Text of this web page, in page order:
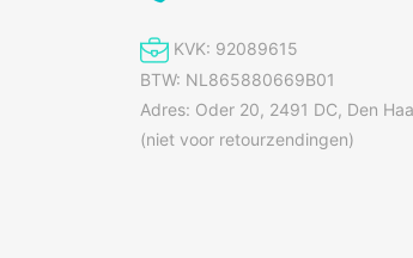
KVK: 92089615
BTW: NL865880669B01
Adres: Oder 20, 2491 DC, Den
(niet voor retourzendingen)